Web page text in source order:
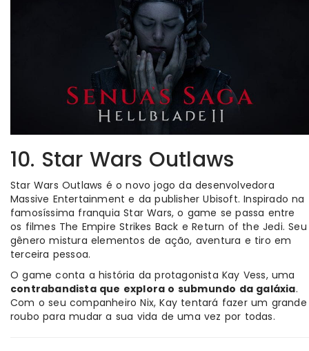
10. Star Wars Outlaws
Star Wars Outlaws é o novo jogo da desenvolvedora
Massive Entertainment e da publisher Ubisoft. Inspirado na
famosíssima franquia Star Wars, o game se passa entre
os filmes The Empire Strikes Back e Return of the Jedi. Seu
gênero mistura elementos de ação, aventura e tiro em
terceira pessoa.
O game conta a história da protagonista Kay Vess, uma
contrabandista que explora o submundo da galáxia.
Com o seu companheiro Nix, Kay tentará fazer um grande
roubo para mudar a sua vida de uma vez por todas.